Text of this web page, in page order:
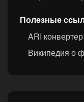
Полезные
ARI конвертер
Википедия о